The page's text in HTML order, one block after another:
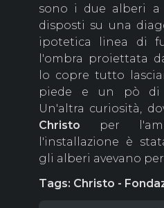
sono i due alberi a
disposti su una
ipotetica linea di
l'ombra proiettata
lo copre tutto
piede e un pò di
Un'altra curiosità,
Christo per
l'installazione è
gli alberi avevano
Tags: Christo -